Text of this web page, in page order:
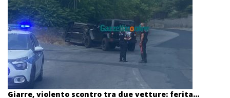
Giarre, violento scontro tra due vetture: ferita...